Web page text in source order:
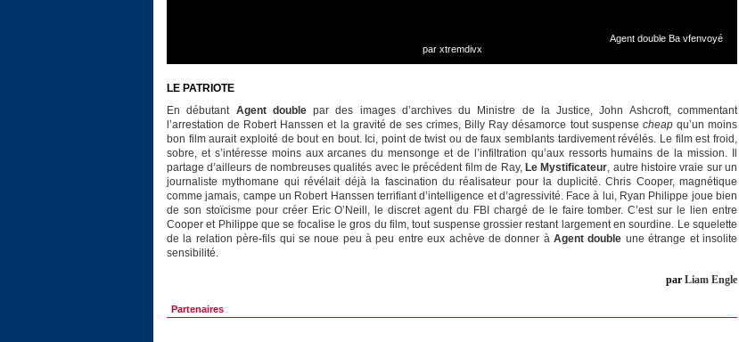
Agent double Ba vfenvoyé
par xtremdivx
LE PATRIOTE
En débutant Agent doublepar des images d’archives du Ministre de la Justice, John Ashcroft, commentant
l’arrestation de Robert Hanssen et la gravité de ses crimes, Billy Ray désamorce tout suspense cheapqu’un moins
bon film aurait exploité de bout en bout. Ici, point de twist ou de faux semblants tardivement révélés. Le film est froid,
sobre, et s’intéresse moins aux arcanes du mensonge et de l’infiltration qu’aux ressorts humains de la mission. Il
partage d’ailleurs de nombreuses qualités avec le précédent film de Ray, Le Mystificateur, autre histoire vraie sur un
journaliste mythomane qui révélait déjà la fascination du réalisateur pour la duplicité. Chris Cooper, magnétique
comme jamais, campe un Robert Hanssen terrifiant d’intelligence et d’agressivité. Face à lui, Ryan Philippe joue bien
de son stoïcisme pour créer Eric O’Neill, le discret agent du FBI chargé de le faire tomber. C’est sur le lien entre
Cooper et Philippe que se focalise le gros du film, tout suspense grossier restant largement en sourdine. Le squelette
de la relation père-fils qui se noue peu à peu entre eux achève de donner àAgent double une étrange et insolite
sensibilité.
par Liam Engle
Partenaires